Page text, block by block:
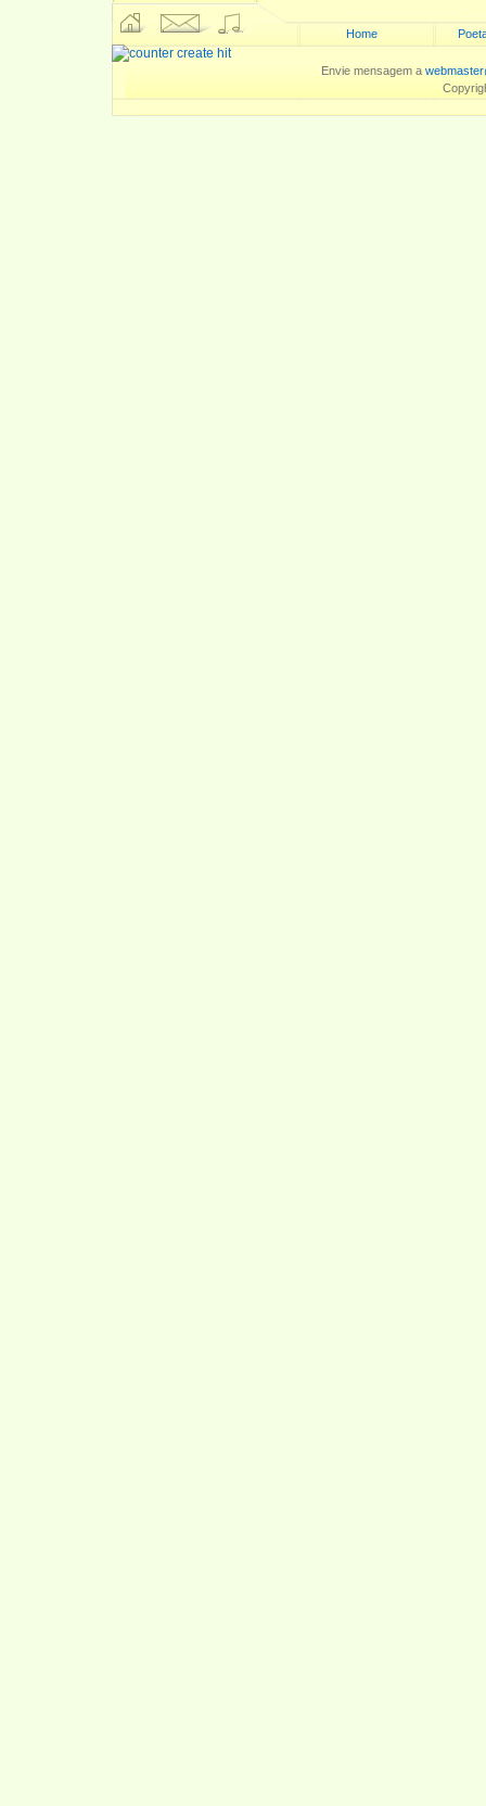
Home
Envie mensagem a